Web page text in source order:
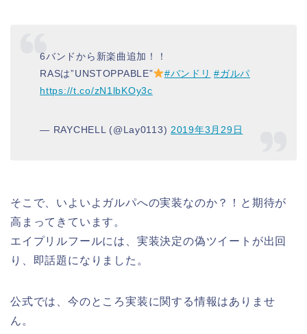
6バンドから新楽曲追加！！
RASは”UNSTOPPABLE”
#バンドリ #ガルパ
https://t.co/zN1lbKOy3c
— RAYCHELL (@Lay0113)2019年3月29日
そこで、いよいよガルパへの実装なのか？！と期待が
高まってきています。
エイプリルフールには、実装決定の偽ツイートが出回
り、即話題になりました。
公式では、今のところ実装に関する情報はありませ
ん。